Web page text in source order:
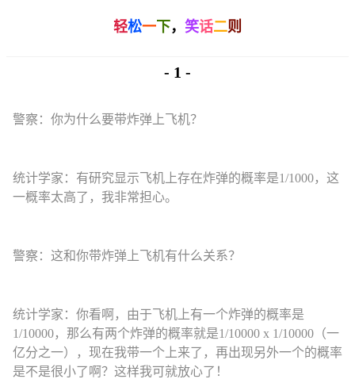
轻松一下， 笑话二则
- 1 -
警察：你为什么要带炸弹上飞机？
统计学家：有研究显示飞机上存在炸弹的概率是1/1000，这
一概率太高了，我非常担心。
警察：这和你带炸弹上飞机有什么关系？
统计学家：你看啊，由于飞机上有一个炸弹的概率是
1/10000，那么有两个炸弹的概率就是1/10000 x 1/10000（一
亿分之一），现在我带一个上来了，再出现另外一个的概率
是不是很小了啊？这样我可就放心了！